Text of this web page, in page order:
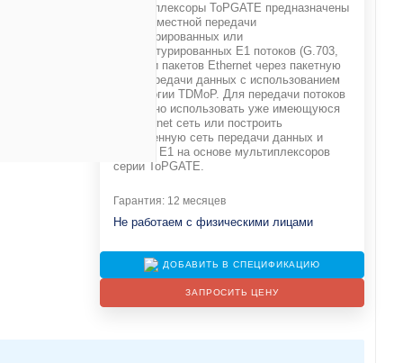
Мультиплексоры ToPGATE предназначены
для совместной передачи
структурированных или
неструктурированных Е1 потоков (G.703,
G.704) и пакетов Ethernet через пакетную
сеть передачи данных с использованием
технологии TDMoP. Для передачи потоков
Е1 можно использовать уже имеющуюся
IP/Ethernet сеть или построить
полноценную сеть передачи данных и
потоков Е1 на основе мультиплексоров
серии ToPGATE.
Гарантия: 12 месяцев
Не работаем с физическими лицами
ДОБАВИТЬ В СПЕЦИФИКАЦИЮ
ЗАПРОСИТЬ ЦЕНУ